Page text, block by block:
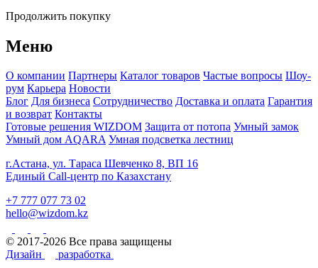
Продолжить покупку
Меню
О компании Партнеры Каталог товаров Частые вопросы Шоу-
рум Карьера Новости
Блог Для бизнеса Сотрудничество Доставка и оплата Гарантия
и возврат Контакты
Готовые решения WIZDOM Защита от потопа Умный замок
Умный дом AQARA Умная подсветка лестниц
г.Астана, ул. Тараса Шевченко 8, ВП 16
Единый Call-центр по Казахстану
+7 777 077 73 02
hello@wizdom.kz
© 2017-2026 Все права защищены
Дизайн
разработка